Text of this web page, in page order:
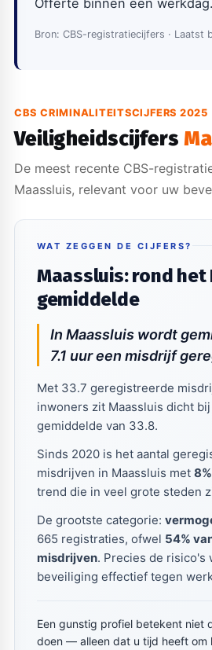
Offerte binnen één werkdag.
Bron: CBS-registratiecijfers · Laatst
CBS CRIMINALITEITSCIJFERS 2025
Veiligheidscijfers
De meest recente CBS-
Maassluis, relevant voor uw
WAT ZEGGEN DE CIJFERS?
Maassluis: rond
gemiddelde
In Maassluis wordt
7.1 uur een misdrijf
Met 33.7 geregistreerde
inwoners zit Maassluis dicht
gemiddelde van 33.8.
Sinds 2020 is het aantal
misdrijven in Maassluis met
trend die in veel grote steden
De grootste categorie:
665 registraties, ofwel 54%
misdrijven. Precies de risico's
beveiliging effectief tegen
Een gunstig profiel betekent niet
doen — alleen dat u tijd heeft om